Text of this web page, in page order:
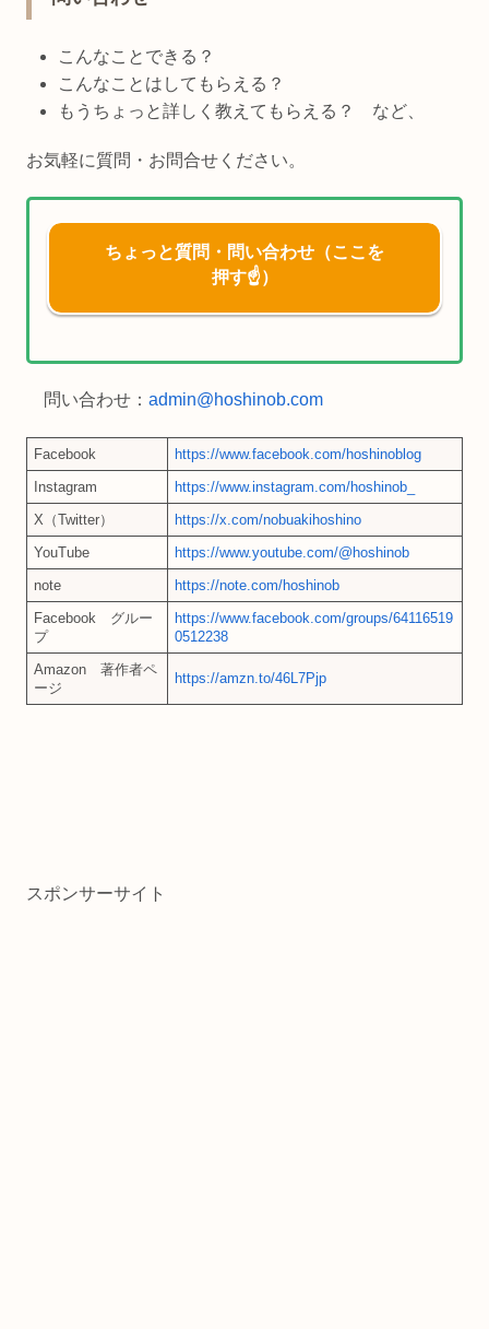
こんなことできる？
こんなことはしてもらえる？
もうちょっと詳しく教えてもらえる？ など、
お気軽に質問・お問合せください。
ちょっと質問・問い合わせ（ここを
押す☝）
問い合わせ： admin@hoshinob.com
Facebook
https://www.facebook.com/hoshinoblog
Instagram
https://www.instagram.com/hoshinob_
X（Twitter）
https://x.com/nobuakihoshino
YouTube
https://www.youtube.com/@hoshinob
note
https://note.com/hoshinob
Facebook グルー
プ
https://www.facebook.com/groups/64116519
0512238
Amazon 著作者ペ
ージ
https://amzn.to/46L7Pjp
スポンサーサイト